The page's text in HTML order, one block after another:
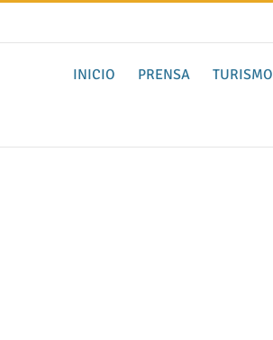
INICIO PRENSA TURISMO